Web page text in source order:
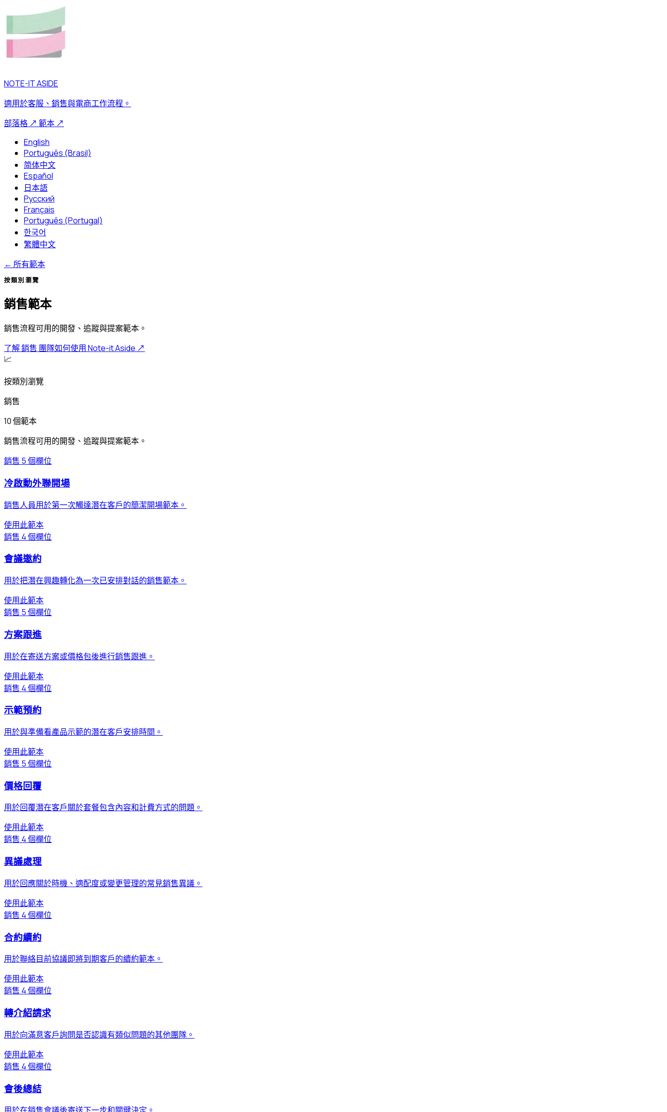
NOTE-IT ASIDE
適用於客服、銷售與電商工作流程。
部落格 ↗ 範本 ↗
English
Português (Brasil)
简体中文
Español
日本語
Русский
Français
Português (Portugal)
한국어
繁體中文
← 所有範本
按類別瀏覽
銷售範本
銷售流程可用的開發、追蹤與提案範本。
了解 銷售 團隊如何使用 Note-it Aside ↗
📈
按類別瀏覽
銷售
10 個範本
銷售流程可用的開發、追蹤與提案範本。
銷售 5 個欄位
冷啟動外聯開場
銷售人員用於第一次觸達潛在客戶的簡潔開場範本。
使用此範本
銷售 4 個欄位
會議邀約
用於把潛在興趣轉化為一次已安排對話的銷售範本。
使用此範本
銷售 5 個欄位
方案跟進
用於在寄送方案或價格包後進行銷售跟進。
使用此範本
銷售 4 個欄位
示範預約
用於與準備看產品示範的潛在客戶安排時間。
使用此範本
銷售 5 個欄位
價格回覆
用於回覆潛在客戶關於套餐包含內容和計費方式的問題。
使用此範本
銷售 4 個欄位
異議處理
用於回應關於時機、適配度或變更管理的常見銷售異議。
使用此範本
銷售 4 個欄位
合約續約
用於聯絡目前協議即將到期客戶的續約範本。
使用此範本
銷售 4 個欄位
轉介紹請求
用於向滿意客戶詢問是否認識有類似問題的其他團隊。
使用此範本
銷售 4 個欄位
會後總結